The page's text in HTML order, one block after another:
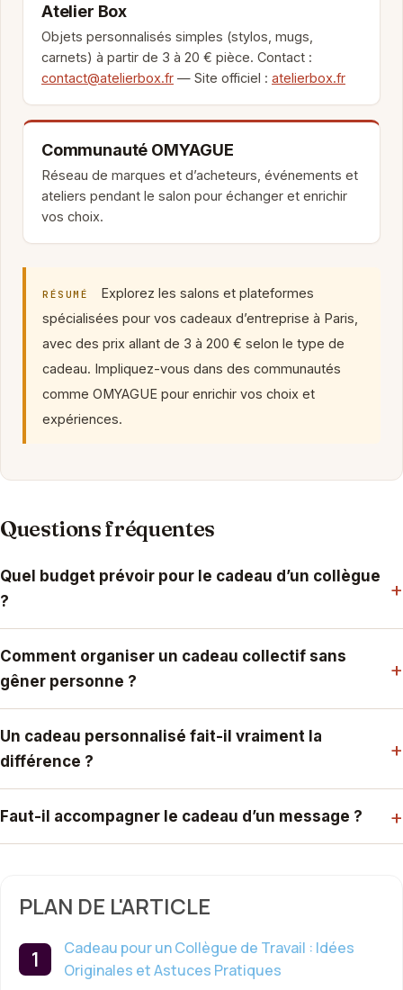
Atelier Box
Objets personnalisés simples (stylos, mugs,
carnets) à partir de 3 à 20 € pièce. Contact :
contact@atelierbox.fr — Site officiel : atelierbox.fr
Communauté OMYAGUE
Réseau de marques et d’acheteurs, événements et
ateliers pendant le salon pour échanger et enrichir
vos choix.
RÉSUMÉ
Explorez les salons et plateformes
spécialisées pour vos cadeaux d’entreprise à Paris,
avec des prix allant de 3 à 200 € selon le type de
cadeau. Impliquez-vous dans des communautés
comme OMYAGUE pour enrichir vos choix et
expériences.
Questions fréquentes
Quel budget prévoir pour le cadeau d’un collègue
?
+
Comment organiser un cadeau collectif sans
gêner personne ?
+
Un cadeau personnalisé fait-il vraiment la
différence ?
+
Faut-il accompagner le cadeau d’un message ? +
PLAN DE L'ARTICLE
Cadeau pour un Collègue de Travail : Idées
Originales et Astuces Pratiques